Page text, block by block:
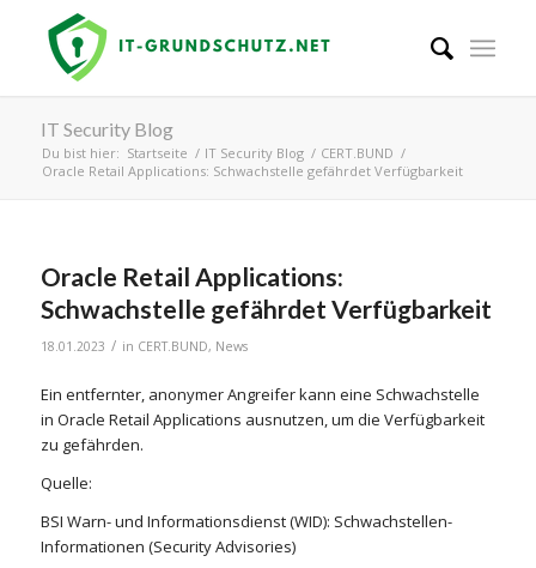
IT Security Blog
Du bist hier: Startseite / IT Security Blog / CERT.BUND /
Oracle Retail Applications: Schwachstelle gefährdet Verfügbarkeit
Oracle Retail Applications:
Schwachstelle gefährdet Verfügbarkeit
18.01.2023 / in CERT.BUND, News
Ein entfernter, anonymer Angreifer kann eine Schwachstelle
in Oracle Retail Applications ausnutzen, um die Verfügbarkeit
zu gefährden.
Quelle:
BSI Warn- und Informationsdienst (WID): Schwachstellen-
Informationen (Security Advisories)